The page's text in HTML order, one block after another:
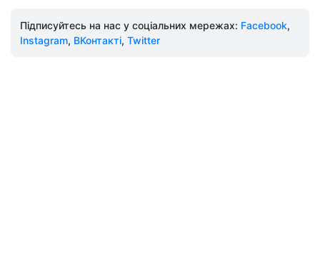
Підписуйтесь на нас у соціальних мережах: Facebook,
Instagram, ВКонтакті, Twitter